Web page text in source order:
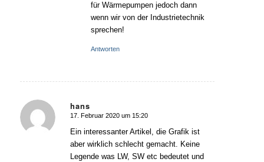
für Wärmepumpen jedoch dann
wenn wir von der Industrietechnik
sprechen!
Antworten
hans
sagte:
17. Februar 2020 um 15:20
Ein interessanter Artikel, die Grafik ist
aber wirklich schlecht gemacht. Keine
Legende was LW, SW etc bedeutet und